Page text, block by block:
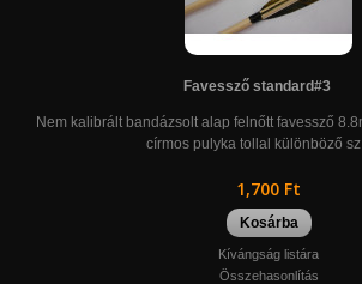
Favessző standard#3
Nem kalibrált bandázsolt alap felnőtt favessző
círmos pulyka tollal különböző sz..
1,700 Ft
Kosárba
Kívángság listára
Összehasonlítás